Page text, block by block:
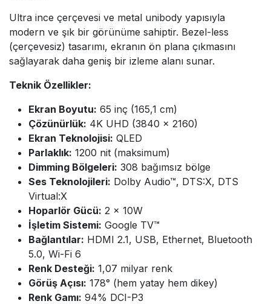
Ultra ince çerçevesi ve metal unibody yapısıyla
modern ve şık bir görünüme sahiptir. Bezel-less
(çerçevesiz) tasarımı, ekranın ön plana çıkmasını
sağlayarak daha geniş bir izleme alanı sunar.
Teknik Özellikler:
Ekran Boyutu: 65 inç (165,1 cm)
Çözünürlük: 4K UHD (3840 × 2160)
Ekran Teknolojisi: QLED
Parlaklık: 1200 nit (maksimum)
Dimming Bölgeleri: 308 bağımsız bölge
Ses Teknolojileri: Dolby Audio™, DTS:X, DTS
Virtual:X
Hoparlör Gücü: 2 × 10W
İşletim Sistemi: Google TV™
Bağlantılar: HDMI 2.1, USB, Ethernet, Bluetooth
5.0, Wi-Fi 6
Renk Desteği: 1,07 milyar renk
Görüş Açısı: 178° (hem yatay hem dikey)
Renk Gamı: 94% DCI-P3